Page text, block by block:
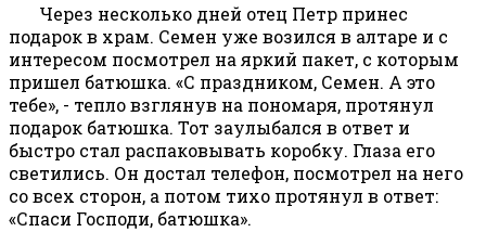
Через несколько дней отец Петр принес
подарок в храм. Семен уже возился в алтаре и с
интересом посмотрел на яркий пакет, с которым
пришел батюшка. «С праздником, Семен. А это
тебе», - тепло взглянув на пономаря, протянул
подарок батюшка. Тот заулыбался в ответ и
быстро стал распаковывать коробку. Глаза его
светились. Он достал телефон, посмотрел на него
со всех сторон, а потом тихо протянул в ответ:
«Спаси Господи, батюшка».